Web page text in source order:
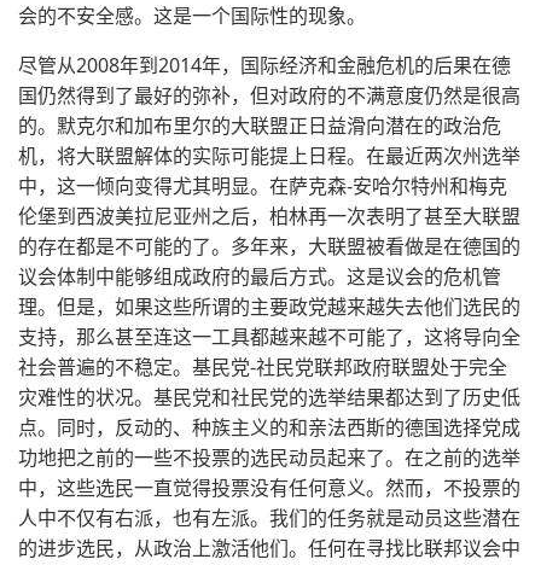
会的不安全感。这是一个国际性的现象。
尽管从2008年到2014年，国际经济和金融危机的后果在德
国仍然得到了最好的弥补，但对政府的不满意度仍然是很高
的。默克尔和加布里尔的大联盟正日益滑向潜在的政治危
机，将大联盟解体的实际可能提上日程。在最近两次州选举
中，这一倾向变得尤其明显。在萨克森-安哈尔特州和梅克
伦堡到西波美拉尼亚州之后，柏林再一次表明了甚至大联盟
的存在都是不可能的了。多年来，大联盟被看做是在德国的
议会体制中能够组成政府的最后方式。这是议会的危机管
理。但是，如果这些所谓的主要政党越来越失去他们选民的
支持，那么甚至连这一工具都越来越不可能了，这将导向全
社会普遍的不稳定。基民党-社民党联邦政府联盟处于完全
灾难性的状况。基民党和社民党的选举结果都达到了历史低
点。同时，反动的、种族主义的和亲法西斯的德国选择党成
功地把之前的一些不投票的选民动员起来了。在之前的选举
中，这些选民一直觉得投票没有任何意义。然而，不投票的
人中不仅有右派，也有左派。我们的任务就是动员这些潜在
的进步选民，从政治上激活他们。任何在寻找比联邦议会中